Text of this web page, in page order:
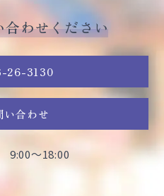
わせください
26-3130
い合わせ
9:00～18:00